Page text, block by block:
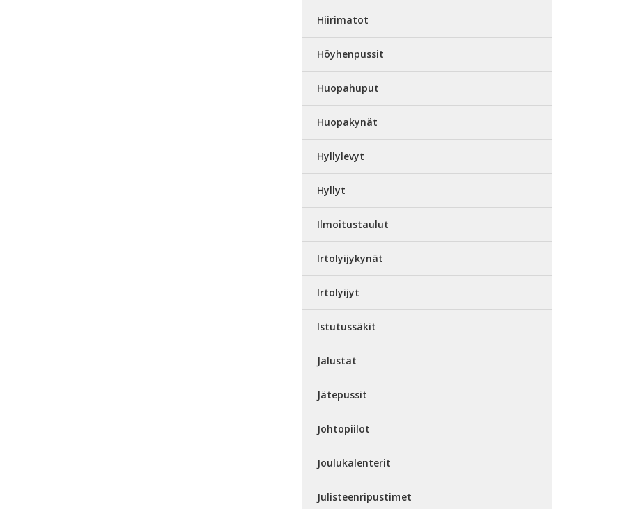
Hiirimatot
Höyhenpussit
Huopahuput
Huopakynät
Hyllylevyt
Hyllyt
Ilmoitustaulut
Irtolyijykynät
Irtolyijyt
Istutussäkit
Jalustat
Jätepussit
Johtopiilot
Joulukalenterit
Julisteenripustimet